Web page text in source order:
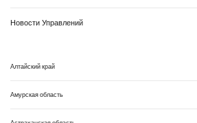
Новости Управлений
Алтайский край
Амурская область